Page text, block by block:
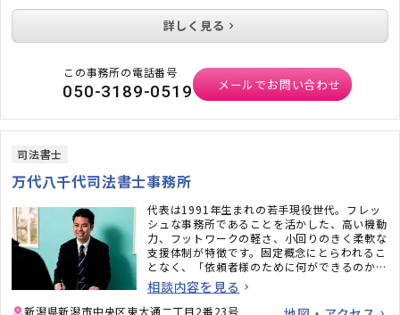
詳しく見る
この事務所の電話番号
050-3189-0519 メールでお問い合わせ
司法書士
万代八千代司法書士事務所
代表は1991年生まれの若手現役世代。フレッ
シュな事務所であることを活かした、高い機動
力、フットワークの軽さ、小回りのきく柔軟な
支援体制が特徴です。固定概念にとらわれるこ
となく、「依頼者様のために何ができるのか」
を考えながら、フォローしていく姿勢を大切に
しています。
相談内容を見る
新潟県新潟市中央区東大通二丁目2番23号